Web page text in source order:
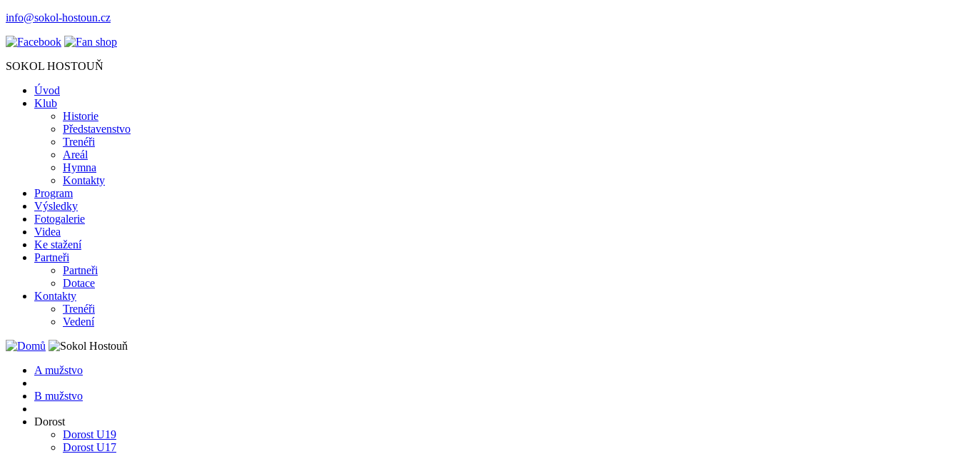
info@sokol-hostoun.cz
SOKOL HOSTOUŇ
Úvod
Klub
Historie
Představenstvo
Trenéři
Areál
Hymna
Kontakty
Program
Výsledky
Fotogalerie
Videa
Ke stažení
Partneři
Partneři
Dotace
Kontakty
Trenéři
Vedení
A mužstvo
B mužstvo
Dorost
Dorost U19
Dorost U17